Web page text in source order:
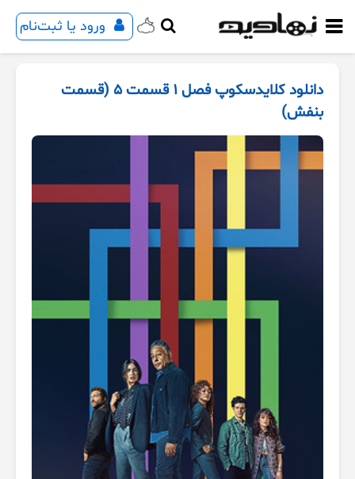
ورود یا ثبت‌نام
دانلود کلایدسکوپ فصل 1 قسمت 5 (قسمت
بنفش)